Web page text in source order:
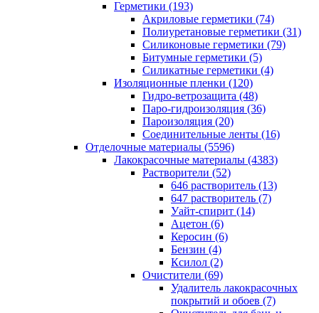
Герметики (193)
Акриловые герметики (74)
Полиуретановые герметики (31)
Силиконовые герметики (79)
Битумные герметики (5)
Силикатные герметики (4)
Изоляционные пленки (120)
Гидро-ветрозащита (48)
Паро-гидроизоляция (36)
Пароизоляция (20)
Соединительные ленты (16)
Отделочные материалы (5596)
Лакокрасочные материалы (4383)
Растворители (52)
646 растворитель (13)
647 растворитель (7)
Уайт-спирит (14)
Ацетон (6)
Керосин (6)
Бензин (4)
Ксилол (2)
Очистители (69)
Удалитель лакокрасочных
покрытий и обоев (7)